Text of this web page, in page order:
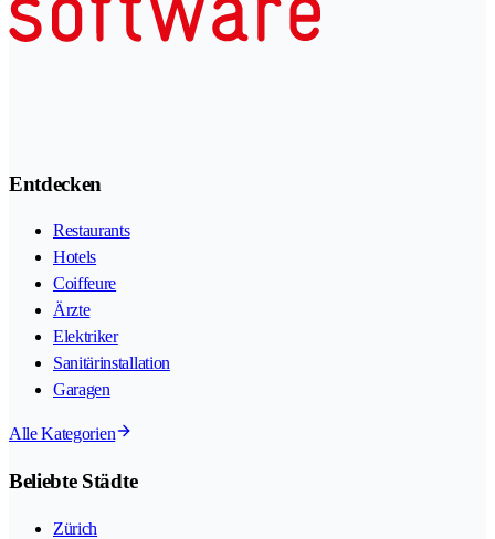
Entdecken
Restaurants
Hotels
Coiffeure
Ärzte
Elektriker
Sanitärinstallation
Garagen
Alle Kategorien
Beliebte Städte
Zürich